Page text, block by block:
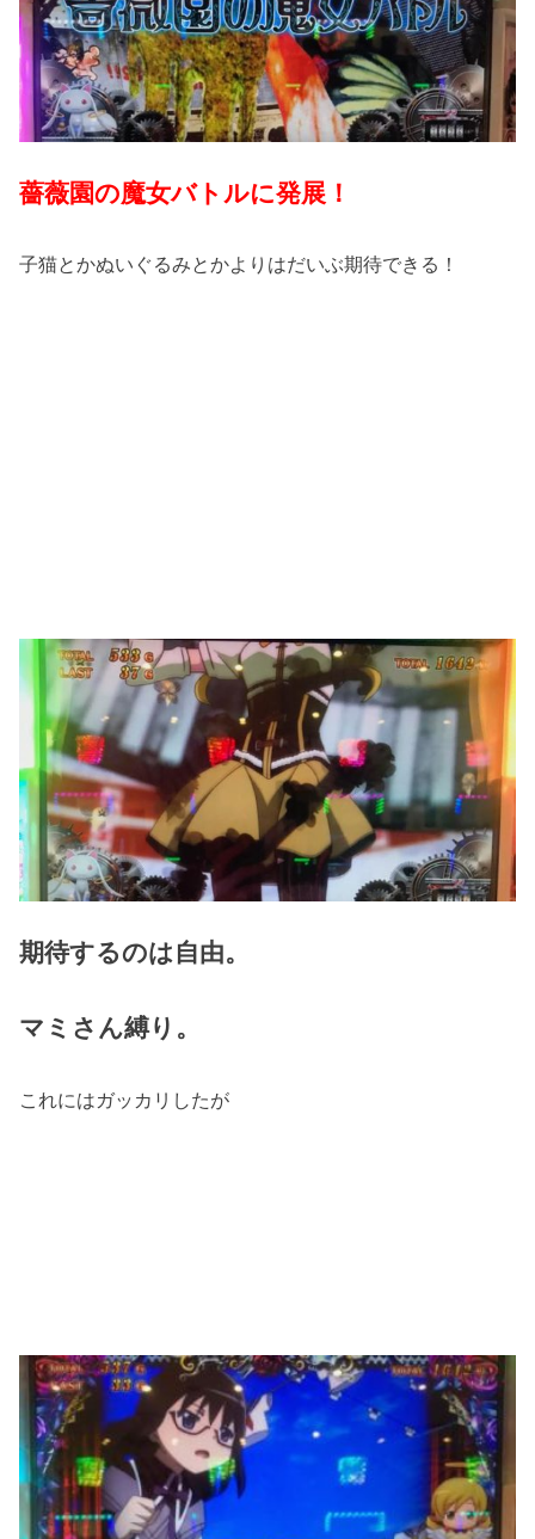
薔薇園の魔女バトルに発展！
子猫とかぬいぐるみとかよりはだいぶ期待できる！
期待するのは自由。
マミさん縛り。
これにはガッカリしたが